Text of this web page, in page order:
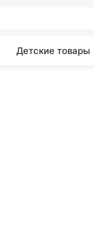
Детские товары